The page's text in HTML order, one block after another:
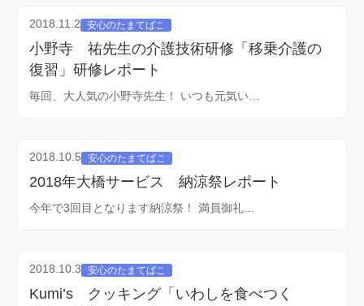
2018.11.2 安心のたまてばこ
小野寺 祐先生の介護技術研修「移乗介護の
復習」研修レポート
毎回、大人気の小野寺先生！ いつも元気い…
2018.10.5 安心のたまてばこ
2018年大橋サービス 納涼祭レポート
今年で3回目となります納涼祭！ 満員御礼…
2018.10.3 安心のたまてばこ
Kumi’s クッキング「いわしを食べつく